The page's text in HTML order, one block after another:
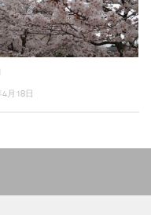
4月18日